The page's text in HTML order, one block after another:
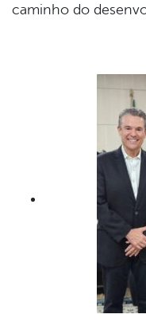
caminho do